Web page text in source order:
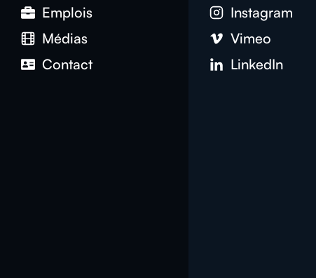
Emplois
Médias
Contact
Instagram
Vimeo
LinkedIn